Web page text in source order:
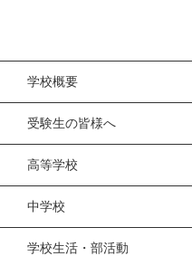
学校概要
受験生の皆様へ
高等学校
中学校
学校生活・部活動